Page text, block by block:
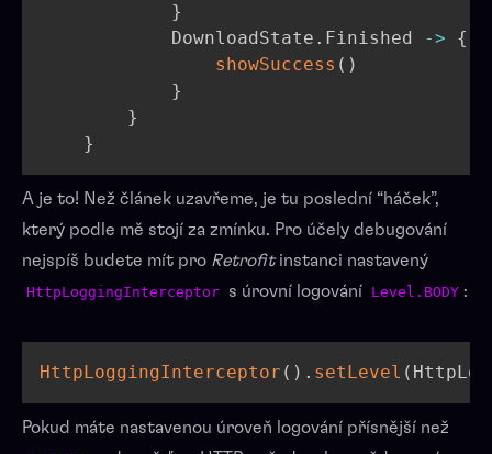
}
            DownloadState
. Finished ->
{
showSuccess ( )
}
}
}
A je to! Než článek uzavřeme, je tu poslední “háček”,
který podle mě stojí za zmínku. Pro účely debugování
nejspíš budete mít pro Retrofitinstanci nastavený
HttpLoggingInterceptor s úrovní logování Level.BODY :
HttpLoggingInterceptor ( ) . setLevel (
Pokud máte nastavenou úroveň logování přísnější než